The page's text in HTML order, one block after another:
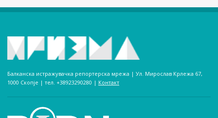
Балканска истражувачка репортерска мрежа | Ул. Мирослав Крлежа 67,
1000 Скопје | тел. +38923290280­ | Контакт